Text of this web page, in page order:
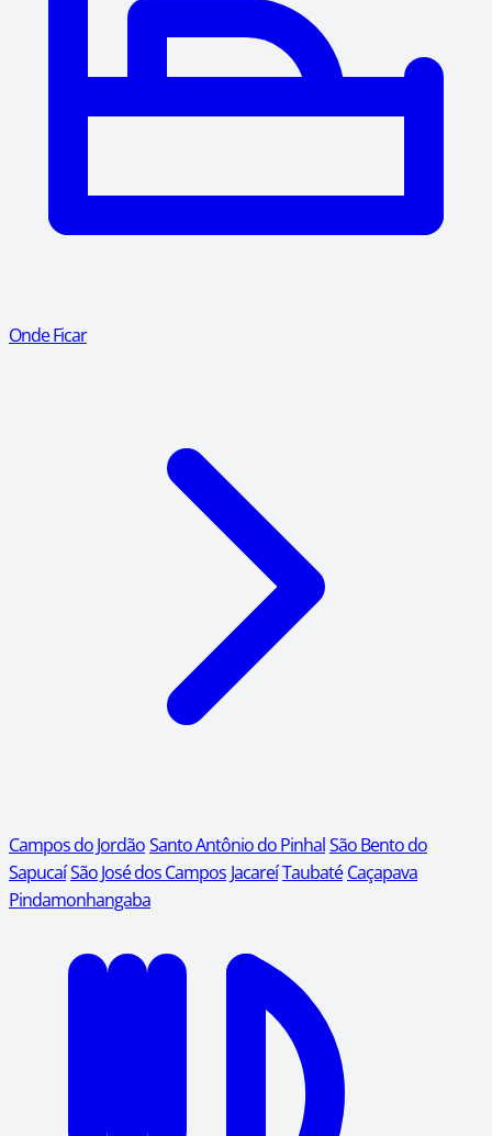
Onde Ficar
Campos do JordãoSanto Antônio do PinhalSão Bento do
SapucaíSão José dos Campos JacareíTaubaté Caçapava
Pindamonhangaba